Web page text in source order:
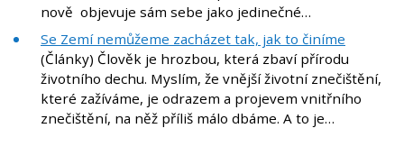
nově objevuje sám sebe jako jedinečné…
Se Zemí nemůžeme zacházet tak, jak to činíme
(Články) Člověk je hrozbou, která zbaví přírodu
životního dechu. Myslím, že vnější životní znečištění,
které zažíváme, je odrazem a projevem vnitřního
znečištění, na něž příliš málo dbáme. A to je…